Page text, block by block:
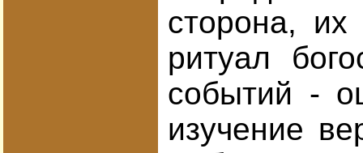
сторона,
ритуал
событий -
изучение